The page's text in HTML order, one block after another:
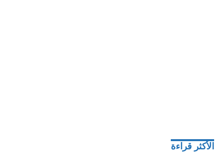
الأكثر قراءة